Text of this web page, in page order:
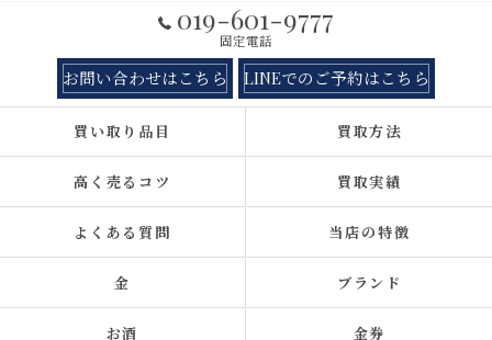
019-601-9777
固定電話
お問い合わせはこちら LINEでのご予約はこちら
買い取り品目 買取方法
高く売るコツ 買取実績
よくある質問 当店の特徴
金 ブランド
お酒 金券